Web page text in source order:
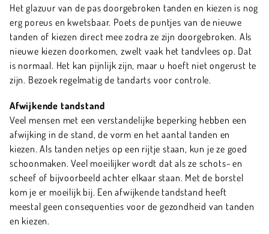
Het glazuur van de pas doorgebroken tanden en kiezen is nog
erg poreus en kwetsbaar. Poets de puntjes van de nieuwe
tanden of kiezen direct mee zodra ze zijn doorgebroken. Als
nieuwe kiezen doorkomen, zwelt vaak het tandvlees op. Dat
is normaal. Het kan pijnlijk zijn, maar u hoeft niet ongerust te
zijn. Bezoek regelmatig de tandarts voor controle.
Afwijkende tandstand
Veel mensen met een verstandelijke beperking hebben een
afwijking in de stand, de vorm en het aantal tanden en
kiezen. Als tanden netjes op een rijtje staan, kun je ze goed
schoonmaken. Veel moeilijker wordt dat als ze schots- en
scheef of bijvoorbeeld achter elkaar staan. Met de borstel
kom je er moeilijk bij. Een afwijkende tandstand heeft
meestal geen consequenties voor de gezondheid van tanden
en kiezen.